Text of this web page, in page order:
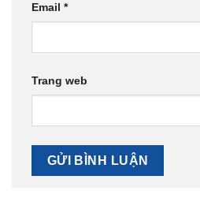
Email *
Trang web